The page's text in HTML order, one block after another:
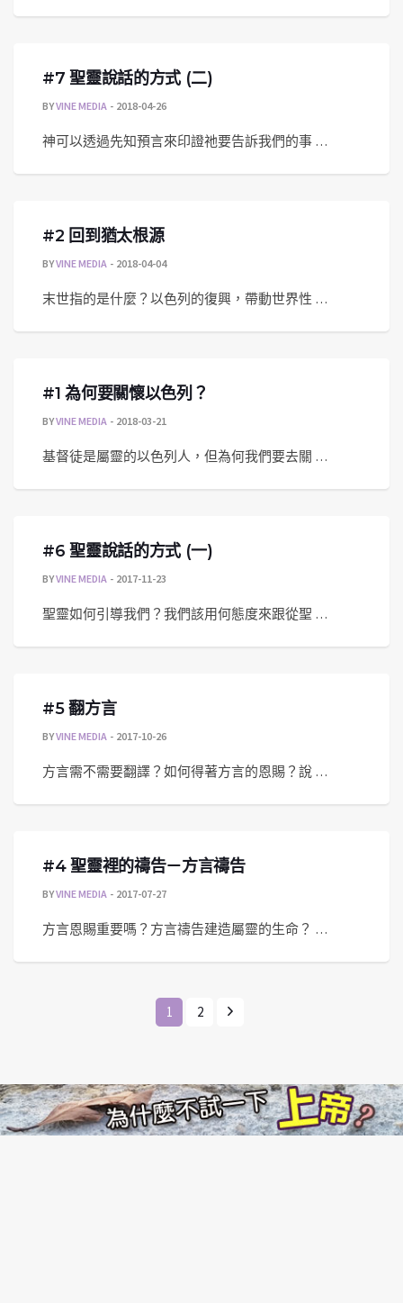
#7 聖靈說話的方式 (二)
BYVINE MEDIA 2018-04-26
神可以透過先知預言來印證祂要告訴我們的事 …
#2 回到猶太根源
BYVINE MEDIA 2018-04-04
末世指的是什麼？以色列的復興，帶動世界性 …
#1 為何要關懷以色列？
BYVINE MEDIA 2018-03-21
基督徒是屬靈的以色列人，但為何我們要去關 …
#6 聖靈說話的方式 (一)
BYVINE MEDIA 2017-11-23
聖靈如何引導我們？我們該用何態度來跟從聖 …
#5 翻方言
BYVINE MEDIA 2017-10-26
方言需不需要翻譯？如何得著方言的恩賜？說 …
#4 聖靈裡的禱告－方言禱告
BYVINE MEDIA 2017-07-27
方言恩賜重要嗎？方言禱告建造屬靈的生命？ …
1 2